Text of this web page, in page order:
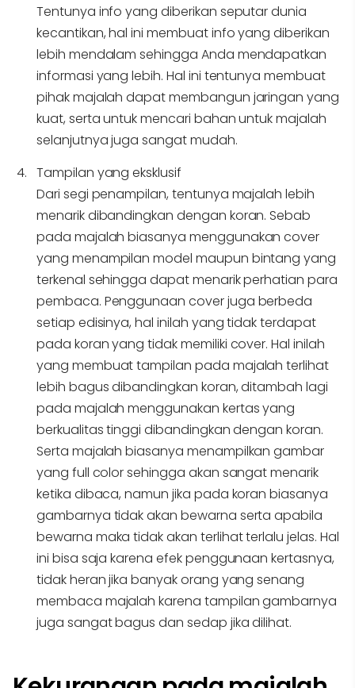
Tentunya info yang diberikan seputar dunia
kecantikan, hal ini membuat info yang diberikan
lebih mendalam sehingga Anda mendapatkan
informasi yang lebih. Hal ini tentunya membuat
pihak majalah dapat membangun jaringan yang
kuat, serta untuk mencari bahan untuk majalah
selanjutnya juga sangat mudah.
Tampilan yang eksklusif
Dari segi penampilan, tentunya majalah lebih
menarik dibandingkan dengan koran. Sebab
pada majalah biasanya menggunakan cover
yang menampilan model maupun bintang yang
terkenal sehingga dapat menarik perhatian para
pembaca. Penggunaan cover juga berbeda
setiap edisinya, hal inilah yang tidak terdapat
pada koran yang tidak memiliki cover. Hal inilah
yang membuat tampilan pada majalah terlihat
lebih bagus dibandingkan koran, ditambah lagi
pada majalah menggunakan kertas yang
berkualitas tinggi dibandingkan dengan koran.
Serta majalah biasanya menampilkan gambar
yang full color sehingga akan sangat menarik
ketika dibaca, namun jika pada koran biasanya
gambarnya tidak akan bewarna serta apabila
bewarna maka tidak akan terlihat terlalu jelas. Hal
ini bisa saja karena efek penggunaan kertasnya,
tidak heran jika banyak orang yang senang
membaca majalah karena tampilan gambarnya
juga sangat bagus dan sedap jika dilihat.